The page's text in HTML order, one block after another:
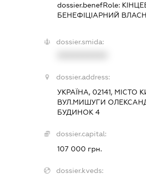
dossier.benefRole:
БЕНЕФІЦІАРНИЙ
dossier.smida:
dossier.address:
УКРАЇНА, 02141, МІСТО
ВУЛ.МИШУГИ
БУДИНОК 4
dossier.capital:
107 000 грн.
dossier.kveds: